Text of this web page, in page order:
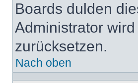
Boards dulden
Administrator
zurücksetzen.
Nach oben